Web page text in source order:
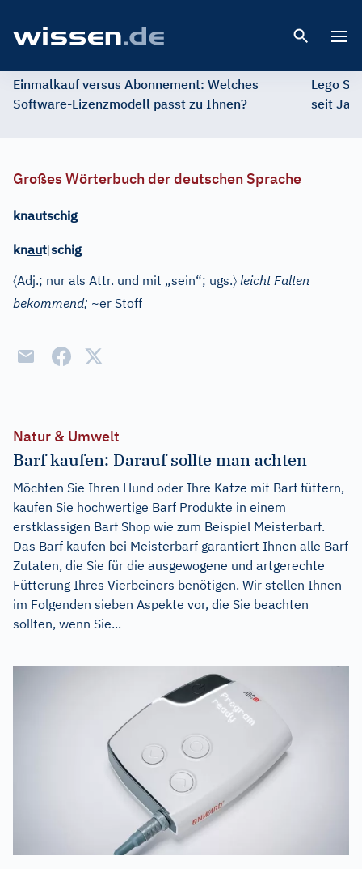
Einmalkauf versus Abonnement: Welches
Software-Lizenzmodell passt zu Ihnen?
Lego
seit
Großes Wörterbuch der deutschen Sprache
knautschig
knaut|schig
〈Adj.; nur als Attr. und mit „sein“; ugs.〉 leicht Falten
bekommend; ~er Stoff
Natur & Umwelt
Barf kaufen: Darauf sollte man achten
Möchten Sie Ihren Hund oder Ihre Katze mit Barf füttern,
kaufen Sie hochwertige Barf Produkte in einem
erstklassigen Barf Shop wie zum Beispiel Meisterbarf.
Das Barf kaufen bei Meisterbarf garantiert Ihnen alle Barf
Zutaten, die Sie für die ausgewogene und artgerechte
Fütterung Ihres Vierbeiners benötigen. Wir stellen Ihnen
im Folgenden sieben Aspekte vor, die Sie beachten
sollten, wenn Sie...